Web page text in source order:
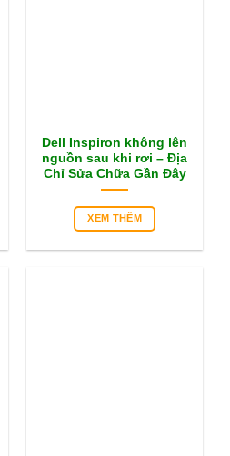
Dell Inspiron không lên
nguồn sau khi rơi – Địa
Chỉ Sửa Chữa Gần Đây
XEM THÊM